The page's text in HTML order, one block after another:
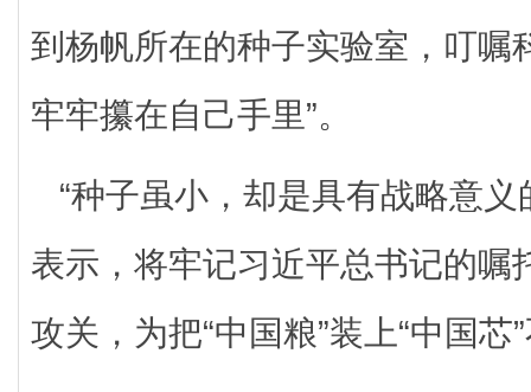
到杨帆所在的种子实验室，叮嘱
牢牢攥在自己手里”。
“种子虽小，却是具有战略意义
表示，将牢记习近平总书记的嘱
攻关，为把“中国粮”装上“中国芯